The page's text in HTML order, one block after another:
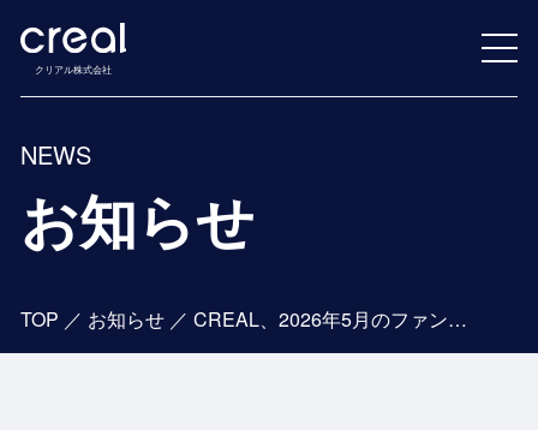
クリアル株式会社
NEWS
お知らせ
TOP ／ お知らせ／ CREAL、2026年5月のファンドの組成について